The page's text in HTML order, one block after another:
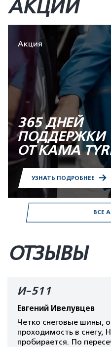
ВСЕ
АКЦИИ
Акция
365 ДНЕЙ
ПОДДЕРЖКИ
ОТ KAMA
УЗНАТЬ ПОДРОБНЕЕ
ОТЗЫВЫ
И-511
Евгений Ивелувцев
Четко снеговые шины,
проходимость в снегу,
пробирается. По